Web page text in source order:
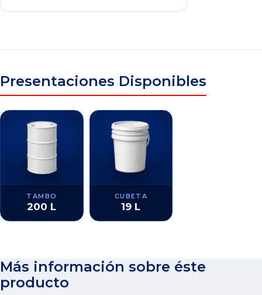
Presentaciones Disponibles
TAMBO
200 L
CUBETA
19 L
Más información sobre éste
producto